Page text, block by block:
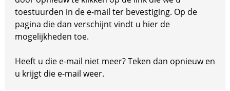
toestuurden in de e-mail ter bevestiging. Op de
pagina die dan verschijnt vindt u hier de
mogelijkheden toe.
Heeft u die e-mail niet meer? Teken dan opnieuw en
u krijgt die e-mail weer.